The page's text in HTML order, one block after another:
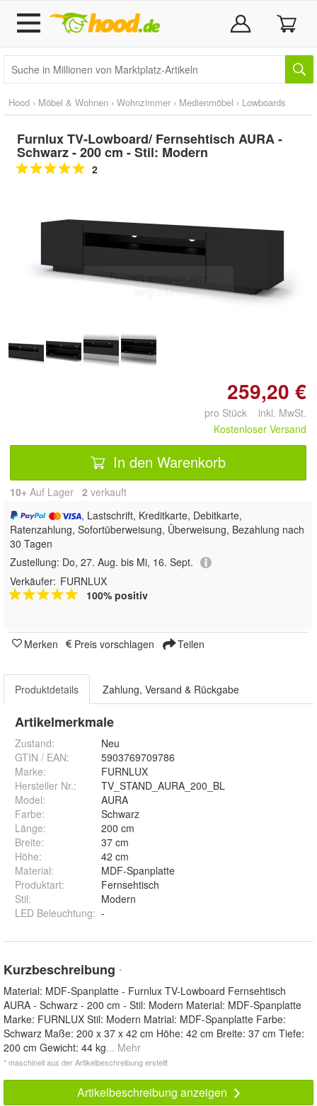
Hood › Möbel & Wohnen › Wohnzimmer › Medienmöbel › Lowboards
Furnlux TV-Lowboard/ Fernsehtisch AURA -
Schwarz - 200 cm - Stil: Modern
2
Doppelt antippen zum
vergrößern
259,20 €
pro Stück inkl. MwSt.
Kostenloser Versand
In den Warenkorb
10+ Auf Lager 2 verkauft
, Lastschrift, Kreditkarte, Debitkarte,
Ratenzahlung, Sofortüberweisung, Überweisung, Bezahlung nach
30 Tagen
Zustellung: Do, 27. Aug. bis Mi, 16. Sept.
Verkäufer: FURNLUX
100% positiv
Merken Preis vorschlagen Teilen
Produktdetails Zahlung, Versand & Rückgabe
Artikelmerkmale
Zustand:
Neu
GTIN / EAN:
5903769709786
Marke:
FURNLUX
Hersteller Nr.:
TV_STAND_AURA_200_BL
Model:
AURA
Farbe:
Schwarz
Länge:
200 cm
Breite:
37 cm
Höhe:
42 cm
Material:
MDF-Spanplatte
Produktart:
Fernsehtisch
Stil:
Modern
LED Beleuchtung: -
Kurzbeschreibung *
Material: MDF-Spanplatte - Furnlux TV-Lowboard Fernsehtisch
AURA - Schwarz - 200 cm - Stil: Modern Material: MDF-Spanplatte
Marke: FURNLUX Stil: Modern Matrial: MDF-Spanplatte Farbe:
Schwarz Maße: 200 x 37 x 42 cm Höhe: 42 cm Breite: 37 cm Tiefe:
200 cm Gewicht: 44 kg... Mehr
* maschinell aus der Artikelbeschreibung erstellt
Artikelbeschreibung anzeigen